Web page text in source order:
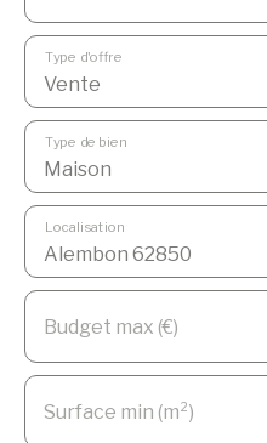
Vente
Type d'offre
Maison
Type de bien
Alembon 62850
Localisation
Budget max (€)
Surface min (m²)